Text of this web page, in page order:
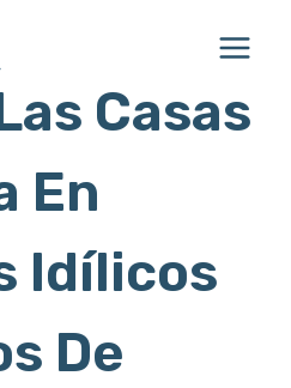
Casas
En
Idílicos
De